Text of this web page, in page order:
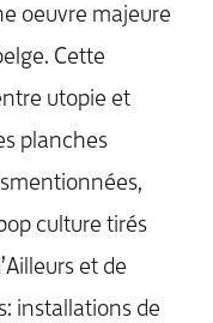
oeuvre majeure
Cette
utopie et
planches
culture tirés
et de
installations de